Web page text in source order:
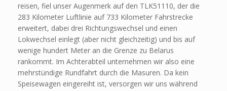
reisen, fiel unser Augenmerk auf den TLK51110, der die
283 Kilometer Luftlinie auf 733 Kilometer Fahrstrecke
erweitert, dabei drei Richtungswechsel und einen
Lokwechsel einlegt (aber nicht gleichzeitig) und bis auf
wenige hundert Meter an die Grenze zu Belarus
rankommt. Im Achterabteil unternehmen wir also eine
mehrstündige Rundfahrt durch die Masuren. Da kein
Speisewagen eingereiht ist, versorgen wir uns während